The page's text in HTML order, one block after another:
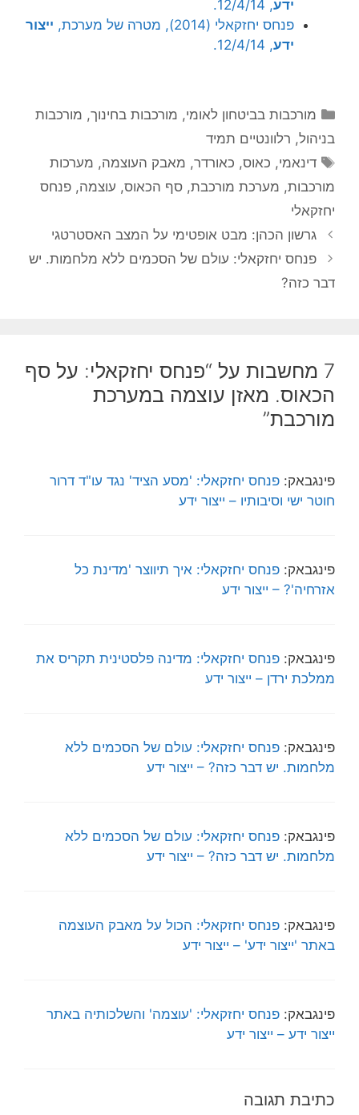
ידע, 12/4/14.
פנחס יחזקאלי (2014), מטרה של מערכת,
ייצור
ידע, 12/4/14.
קטגוריות
מורכבות בביטחון לאומי, מורכבות בחינוך, מורכבות
בניהול, רלוונטיים תמיד
תגיות
דינאמי, כאוס, כאורדר, מאבק העוצמה, מערכות
מורכבות, מערכת מורכבת, סף הכאוס, עוצמה, פנחס
יחזקאלי
גרשון הכהן: מבט אופטימי על המצב האסטרטגי
פנחס יחזקאלי: עולם של הסכמים ללא מלחמות. יש
דבר כזה?
7 מחשבות על “פנחס יחזקאלי: על סף
הכאוס. מאזן עוצמה במערכת
מורכבת”
פינגבאק: פנחס יחזקאלי: 'מסע הציד' נגד עו"ד דרור
חוטר ישי וסיבותיו – ייצור ידע
פינגבאק: פנחס יחזקאלי: איך תיווצר 'מדינת כל
אזרחיה'? – ייצור ידע
פינגבאק: פנחס יחזקאלי: מדינה פלסטינית תקריס את
ממלכת ירדן – ייצור ידע
פינגבאק: פנחס יחזקאלי: עולם של הסכמים ללא
מלחמות. יש דבר כזה? – ייצור ידע
פינגבאק: פנחס יחזקאלי: עולם של הסכמים ללא
מלחמות. יש דבר כזה? – ייצור ידע
פינגבאק: פנחס יחזקאלי: הכול על מאבק העוצמה
באתר 'ייצור ידע' – ייצור ידע
פינגבאק: פנחס יחזקאלי: 'עוצמה' והשלכותיה באתר
ייצור ידע – ייצור ידע
כתיבת תגובה